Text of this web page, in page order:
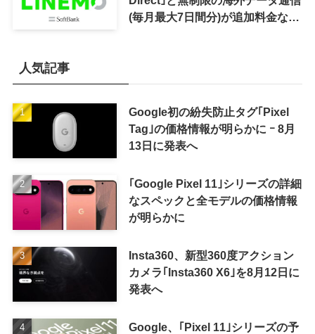
(毎月最大7日間分)が追加料金なし
人気記事
Google初の紛失防止タグ｢Pixel
Tag｣の価格情報が明らかに ｰ 8月
13日に発表へ
｢Google Pixel 11｣シリーズの詳細
なスペックと全モデルの価格情報
が明らかに
Insta360、新型360度アクション
カメラ｢Insta360 X6｣を8月12日に
発表へ
Google、｢Pixel 11｣シリーズの予